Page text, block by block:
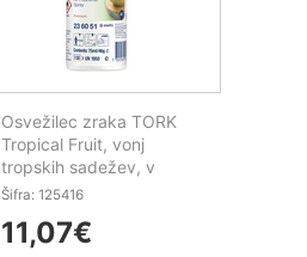
Osvežilec zraka TORK
Tropical Fruit, vonj
tropskih sadežev, v
kartuši za dozer, 75 ml,
Šifra: 125416
11,07€